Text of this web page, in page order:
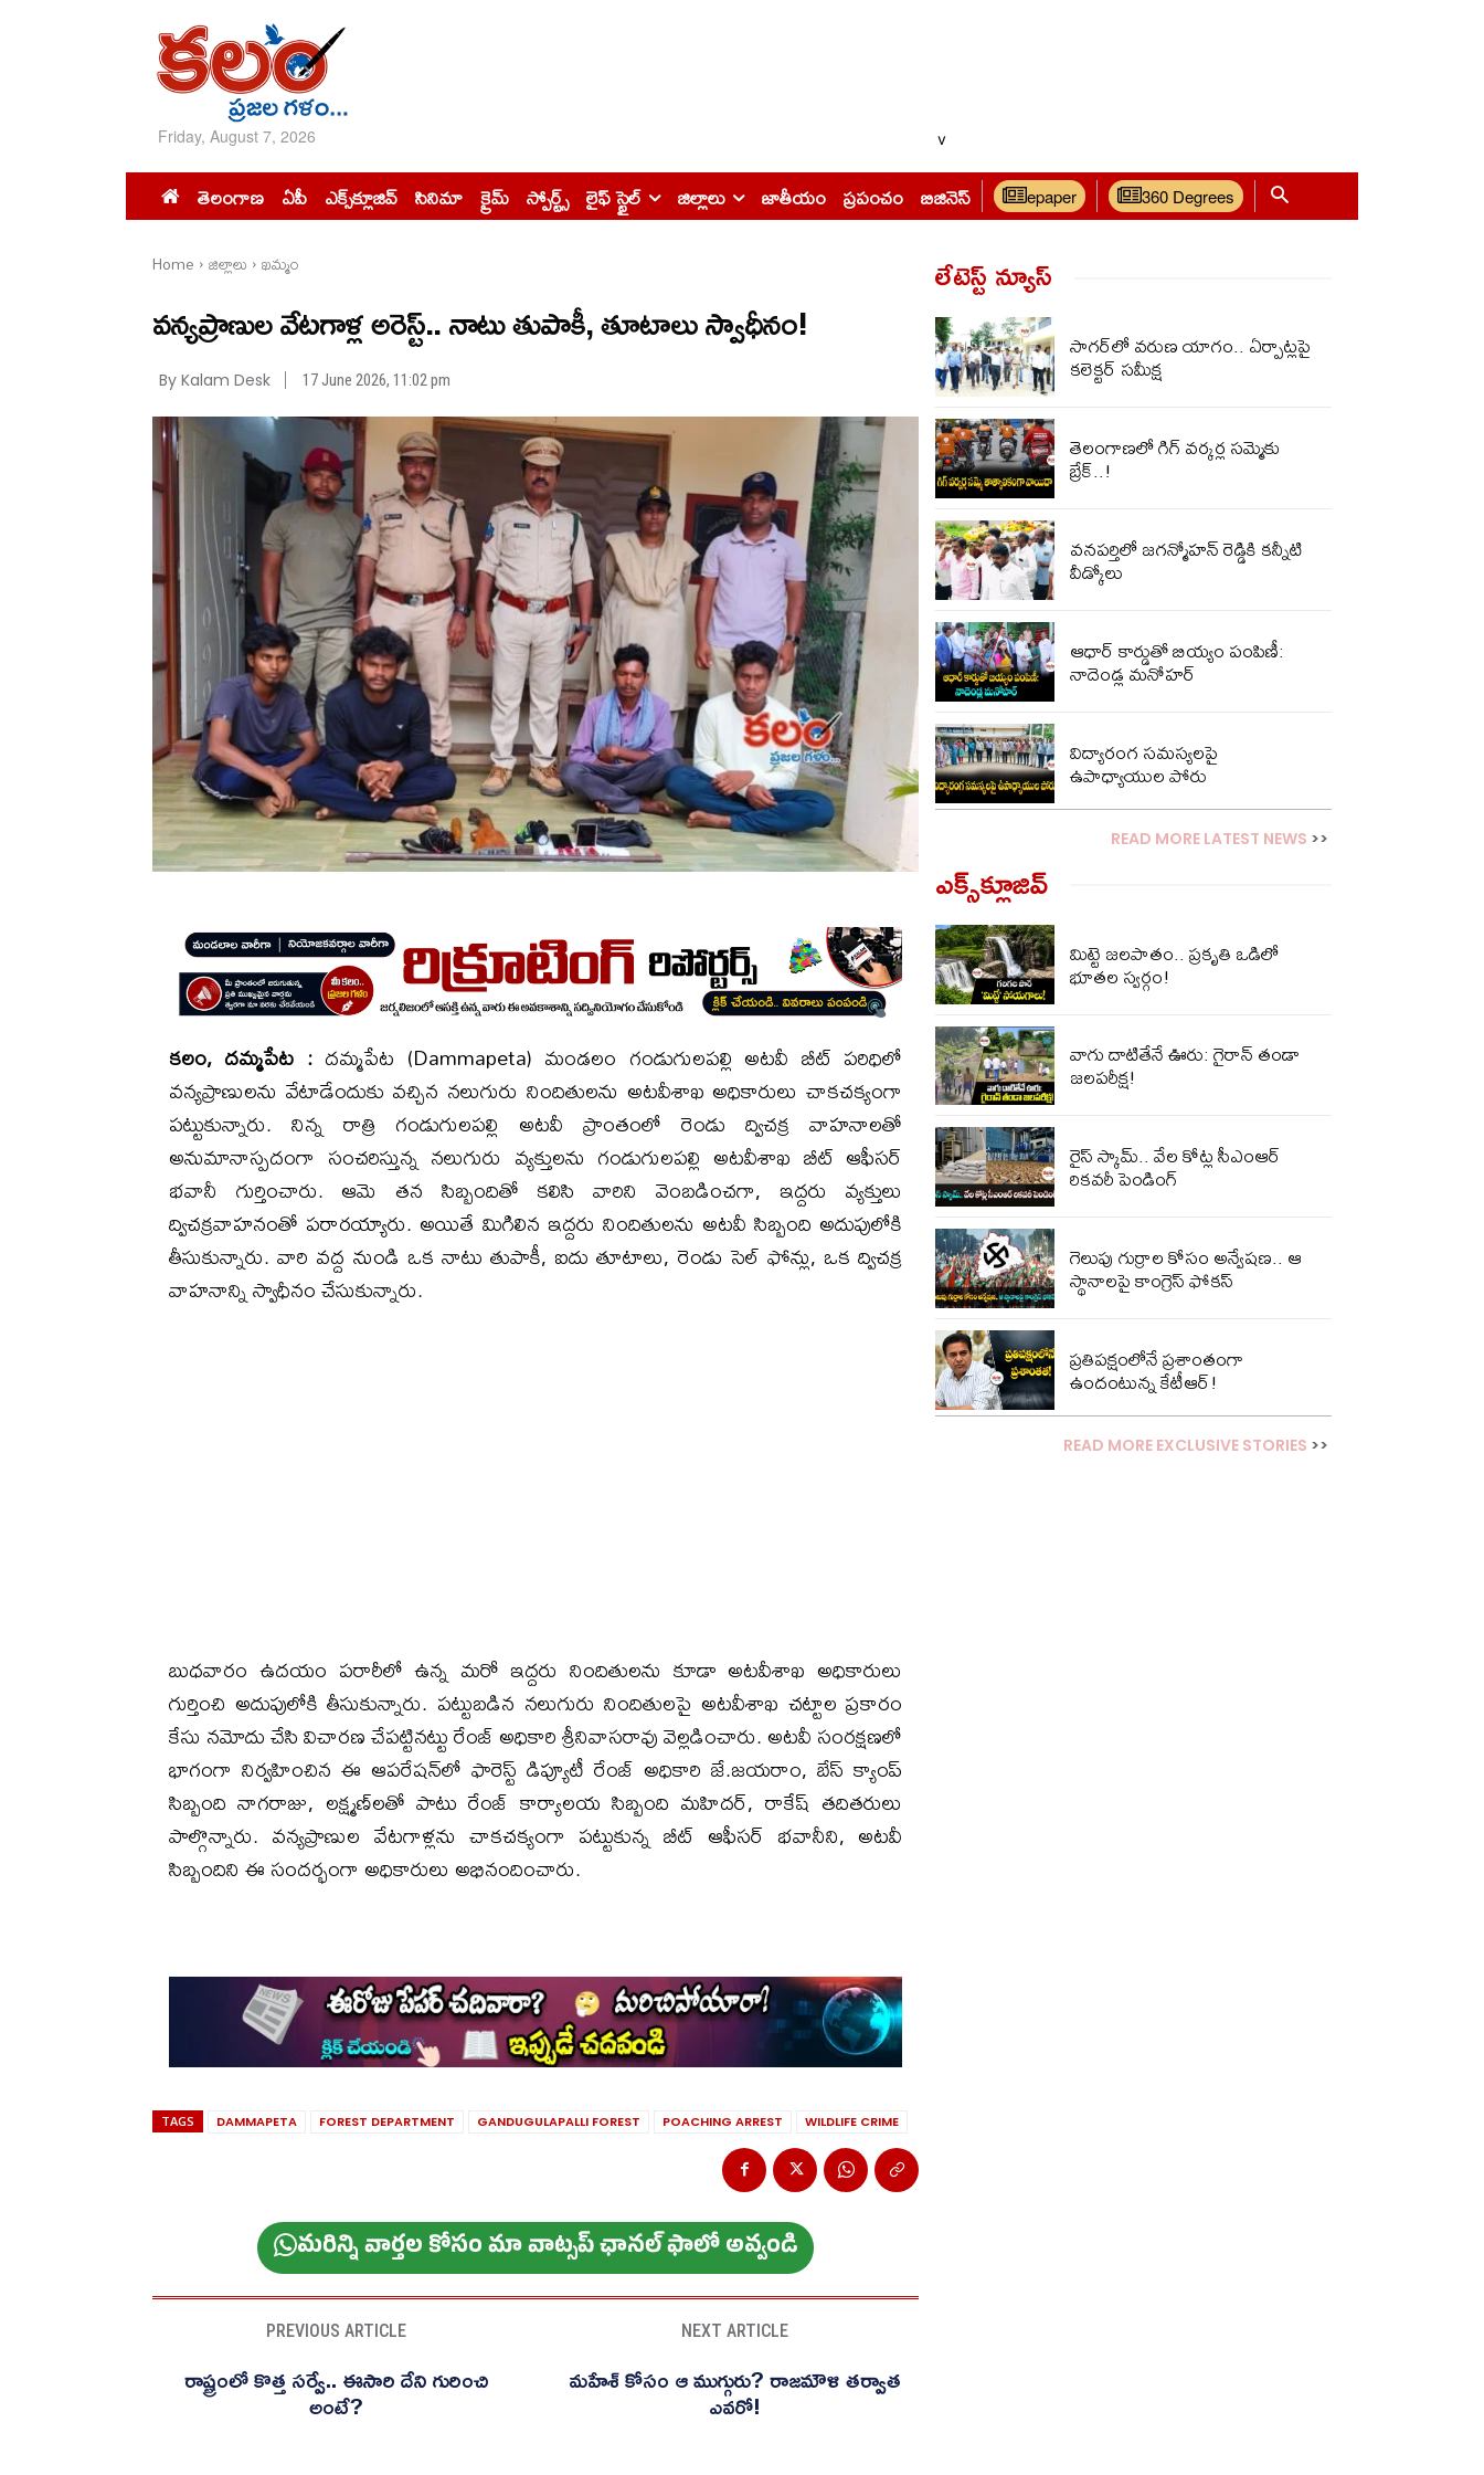
Friday, August 7, 2026 v
తెలంగాణ ఏపీ ఎక్స్‌క్లూజివ్‌ సినిమా క్రైమ్ స్పోర్ట్స్ లైఫ్ స్టైల్ జిల్లాలు జాతీయం ప్రపంచం బిజినెస్ epaper 360 Degrees
Home జిల్లాలు ఖమ్మం
వన్యప్రాణుల వేటగాళ్ల అరెస్ట్‌.. నాటు తుపాకీ, తూటాలు స్వాధీనం!
By Kalam Desk 17 June 2026, 11:02 pm
కలం, దమ్మపేట :దమ్మపేట (Dammapeta) మండలం గండుగులపల్లి అటవీ బీట్ పరిధిలో
వన్యప్రాణులను వేటాడేందుకు వచ్చిన నలుగురు నిందితులను అటవీశాఖ అధికారులు చాకచక్యంగా
పట్టుకున్నారు. నిన్న రాత్రి గండుగులపల్లి అటవీ ప్రాంతంలో రెండు ద్విచక్ర వాహనాలతో
అనుమానాస్పదంగా సంచరిస్తున్న నలుగురు వ్యక్తులను గండుగులపల్లి అటవీశాఖ బీట్ ఆఫీసర్
భవానీ గుర్తించారు. ఆమె తన సిబ్బందితో కలిసి వారిని వెంబడించగా, ఇద్దరు వ్యక్తులు
ద్విచక్రవాహనంతో పరారయ్యారు. అయితే మిగిలిన ఇద్దరు నిందితులను అటవీ సిబ్బంది అదుపులోకి
తీసుకున్నారు. వారి వద్ద నుండి ఒక నాటు తుపాకీ, ఐదు తూటాలు, రెండు సెల్ ఫోన్లు, ఒక ద్విచక్ర
వాహనాన్ని స్వాధీనం చేసుకున్నారు.
​బుధవారం ఉదయం పరారీలో ఉన్న మరో ఇద్దరు నిందితులను కూడా అటవీశాఖ అధికారులు
గుర్తించి అదుపులోకి తీసుకున్నారు. పట్టుబడిన నలుగురు నిందితులపై అటవీశాఖ చట్టాల ప్రకారం
కేసు నమోదు చేసి విచారణ చేపట్టినట్టు రేంజ్ అధికారి శ్రీనివాసరావు వెల్లడించారు. అటవీ సంరక్షణలో
భాగంగా నిర్వహించిన ఈ ఆపరేషన్‌లో ఫారెస్ట్ డిప్యూటీ రేంజ్ అధికారి జే.జయరాం, బేస్ క్యాంప్
సిబ్బంది నాగరాజు, లక్ష్మణ్‌లతో పాటు రేంజ్ కార్యాలయ సిబ్బంది మహిదర్, రాకేష్ తదితరులు
పాల్గొన్నారు. వన్యప్రాణుల వేటగాళ్లను చాకచక్యంగా పట్టుకున్న బీట్ ఆఫీసర్ భవానీని, అటవీ
సిబ్బందిని ఈ సందర్భంగా అధికారులు అభినందించారు.
TAGS DAMMAPETA FOREST DEPARTMENT GANDUGULAPALLI FOREST POACHING ARREST WILDLIFE CRIME
మ‌రిన్ని వార్త‌ల కోసం మా వాట్స‌ప్ ఛాన‌ల్ ఫాలో అవ్వండి
PREVIOUS ARTICLE
రాష్ట్రంలో కొత్త సర్వే.. ఈసారి దేని గురించి
అంటే?
NEXT ARTICLE
మహేశ్ కోసం ఆ ముగ్గురు? రాజమౌళి తర్వాత
ఎవరో!
లేటెస్ట్ న్యూస్‌
సాగర్‌లో వరుణ యాగం.. ఏర్పాట్లపై
కలెక్టర్ సమీక్ష
తెలంగాణలో గిగ్ వర్కర్ల సమ్మెకు
బ్రేక్..!
వనపర్తిలో జగన్మోహన్ రెడ్డికి కన్నీటి
వీడ్కోలు
ఆధార్ కార్డుతో బియ్యం పంపిణీ:
నాదెండ్ల మనోహర్
విద్యారంగ సమస్యలపై
ఉపాధ్యాయుల పోరు
READ MORE LATEST NEWS >>
ఎక్స్‌క్లూజివ్‌
మిట్టె జలపాతం.. ప్రకృతి ఒడిలో
భూతల స్వర్గం!
వాగు దాటితేనే ఊరు: గైరాన్ తండా
జలపరీక్ష!
రైస్ స్కామ్.. వేల కోట్ల‌ సీఎంఆర్
రికవరీ పెండింగ్
గెలుపు గుర్రాల కోసం అన్వేషణ.. ఆ
స్థానాలపై కాంగ్రెస్ ఫోకస్
ప్ర‌తిప‌క్షంలోనే ప్ర‌శాంతంగా
ఉందంటున్న కేటీఆర్!
READ MORE EXCLUSIVE STORIES >>